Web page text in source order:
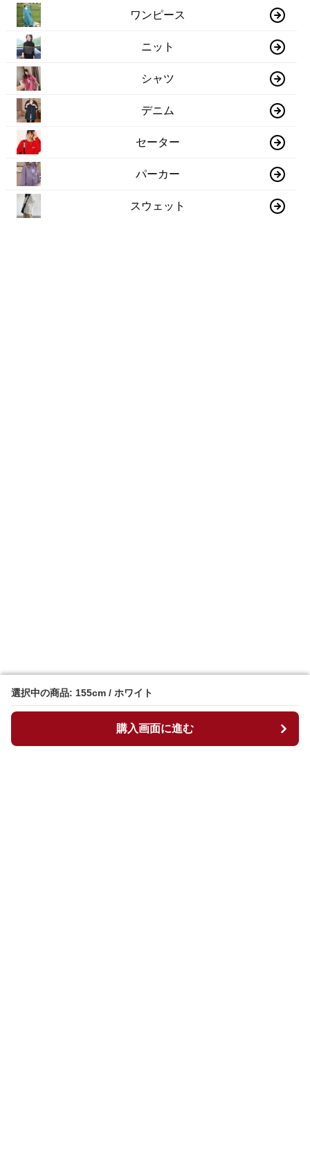
選択中の商品: 155cm / ホワイト
購入画面に進む
選択中の商品: 155cm / ホワイト
購入画面に進む
ワンピース
ニット
シャツ
デニム
セーター
パーカー
スウェット